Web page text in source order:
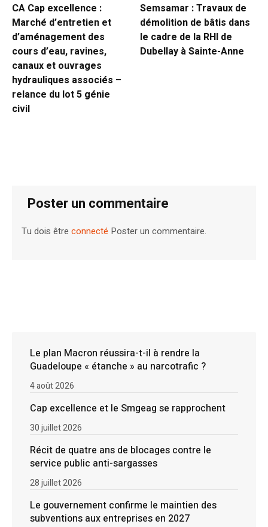
CA Cap excellence :
Marché d’entretien et
d’aménagement des
cours d’eau, ravines,
canaux et ouvrages
hydrauliques associés –
relance du lot 5 génie
civil
Semsamar : Travaux de
démolition de bâtis dans
le cadre de la RHI de
Dubellay à Sainte-Anne
Poster un commentaire
Tu dois êtreconnecté Poster un commentaire.
Le plan Macron réussira-t-il à rendre la
Guadeloupe « étanche » au narcotrafic ?
4 août 2026
Cap excellence et le Smgeag se rapprochent
30 juillet 2026
Récit de quatre ans de blocages contre le
service public anti-sargasses
28 juillet 2026
Le gouvernement confirme le maintien des
subventions aux entreprises en 2027